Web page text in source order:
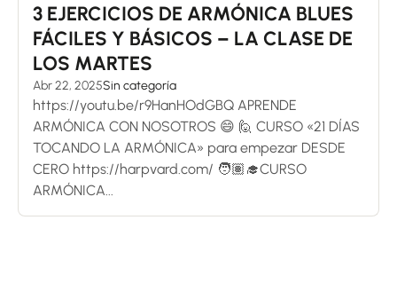
3 EJERCICIOS DE ARMÓNICA BLUES
FÁCILES Y BÁSICOS – LA CLASE DE
LOS MARTES
Abr 22, 2025Sin categoría
https://youtu.be/r9HanHOdGBQ APRENDE
ARMÓNICA CON NOSOTROS 😄 🙋 CURSO «21 DÍAS
TOCANDO LA ARMÓNICA» para empezar DESDE
CERO https://harpvard.com/ 🧑🏽‍🎓CURSO
ARMÓNICA...